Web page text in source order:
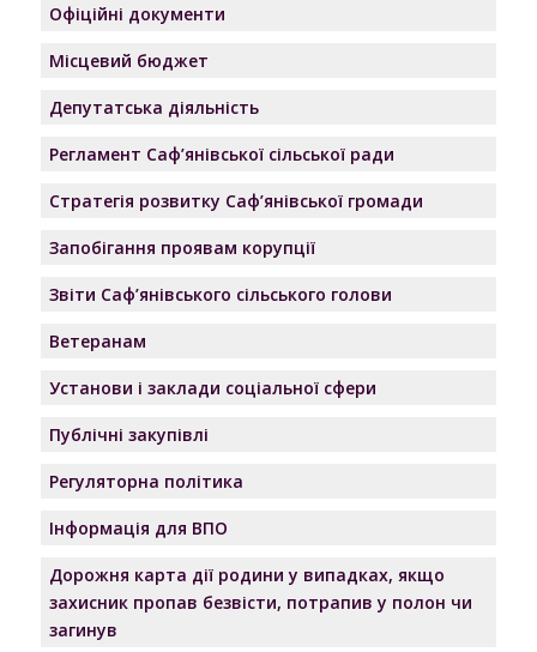
Офіційні документи
Місцевий бюджет
Депутатська діяльність
Регламент Саф’янівської сільської ради
Стратегія розвитку Саф’янівської громади
Запобігання проявам корупції
Звіти Саф’янівського сільського голови
Ветеранам
Установи і заклади соціальної сфери
Публічні закупівлі
Регуляторна політика
Інформація для ВПО
Дорожня карта дії родини у випадках, якщо
захисник пропав безвісти, потрапив у полон чи
загинув